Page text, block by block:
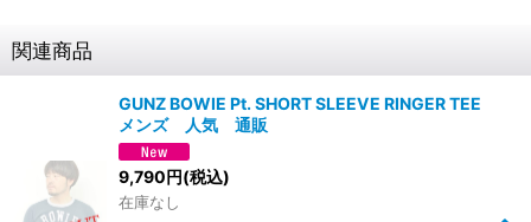
関連商品
GUNZ BOWIE Pt. SHORT SLEEVE RINGER TEE
メンズ 人気 通販
9,790円(税込)
在庫なし